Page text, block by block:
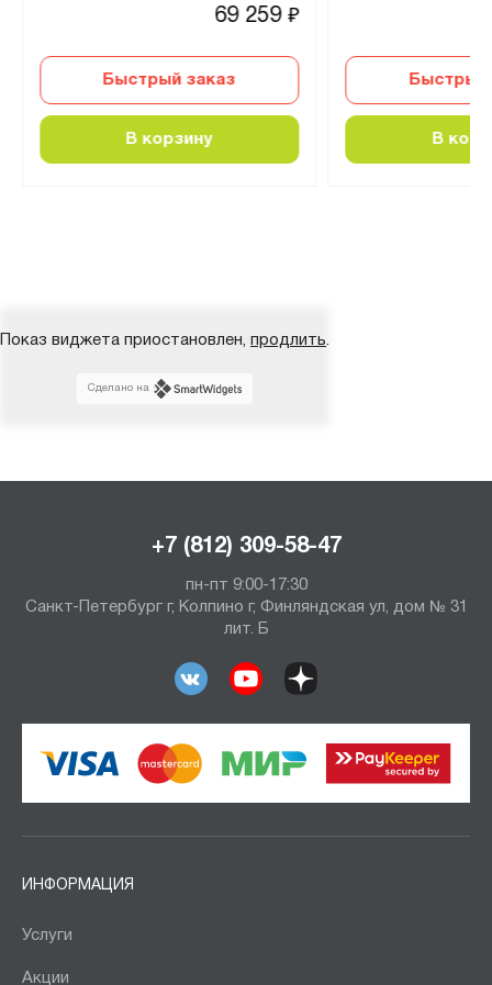
69 259₽
Быстрый заказ
В корзину
Быстрый
В
Показ виджета приостановлен, продлить.
Сделано на
+7 (812) 309-58-47
пн-пт 9:00-17:30
Санкт-Петербург г, Колпино г, Финляндская ул, дом № 31
лит. Б
ИНФОРМАЦИЯ
Услуги
Акции